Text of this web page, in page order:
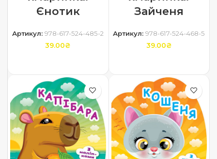
Єнотик
Артикул:978-617-524-485-2
39.00₴
Зайченя
Артикул:978-617-524-468-5
39.00₴